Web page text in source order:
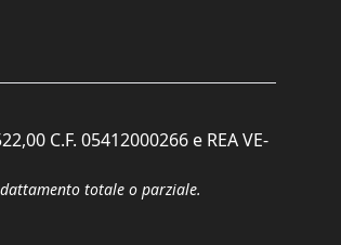
C.F. 05412000266 e REA VE-
totale o parziale.